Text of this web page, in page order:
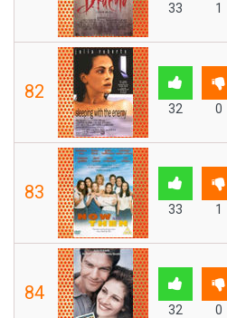
33 1
82
32 0
83
33 1
84
32 0